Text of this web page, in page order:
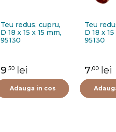
Teu redus, cupru,
D 18 x 15 x 15 mm,
95130
9 ,50 lei
Adauga in cos
Teu
D 18 x
95130
7,00 lei